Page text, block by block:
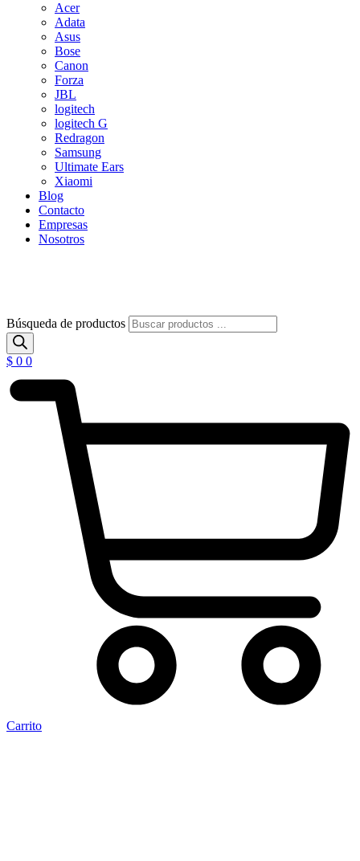
Acer
Adata
Asus
Bose
Canon
Forza
JBL
logitech
logitech G
Redragon
Samsung
Ultimate Ears
Xiaomi
Blog
Contacto
Empresas
Nosotros
Búsqueda de productos
$ 0 0
Carrito